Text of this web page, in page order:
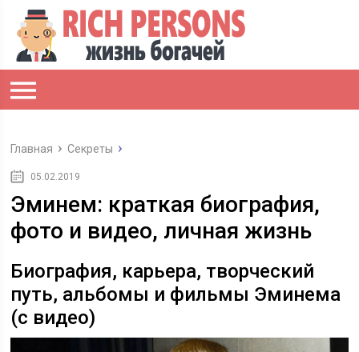
Главная Секреты
05.02.2019
Эминем: краткая биография,
фото и видео, личная жизнь
Биография, карьера, творческий
путь, альбомы и фильмы Эминема
(с видео)